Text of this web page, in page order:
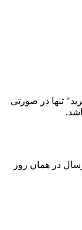
تنها در صورتی